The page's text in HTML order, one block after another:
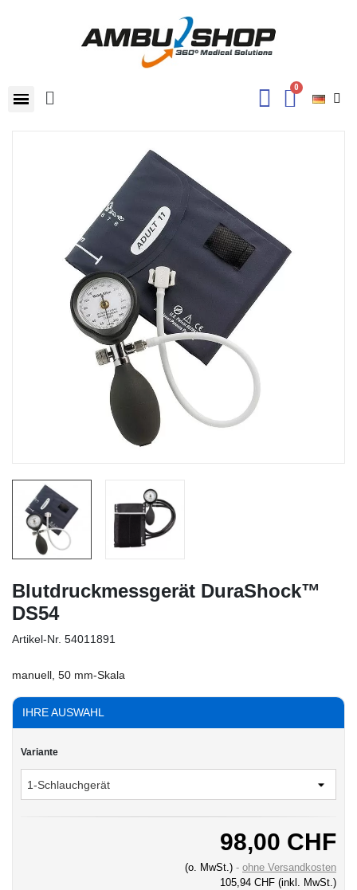
Blutdruckmessgerät DuraShock™
DS54
Artikel-Nr. 54011891
manuell, 50 mm-Skala
IHRE AUSWAHL
Variante
98,00 CHF
(o. MwSt.)
ohne Versandkosten
105,94 CHF (inkl. MwSt.)